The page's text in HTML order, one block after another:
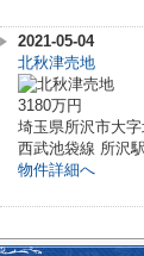
2021-05-04
北秋津売地
3180万円
埼玉県所沢市大
西武池袋線 所沢
物件詳細へ